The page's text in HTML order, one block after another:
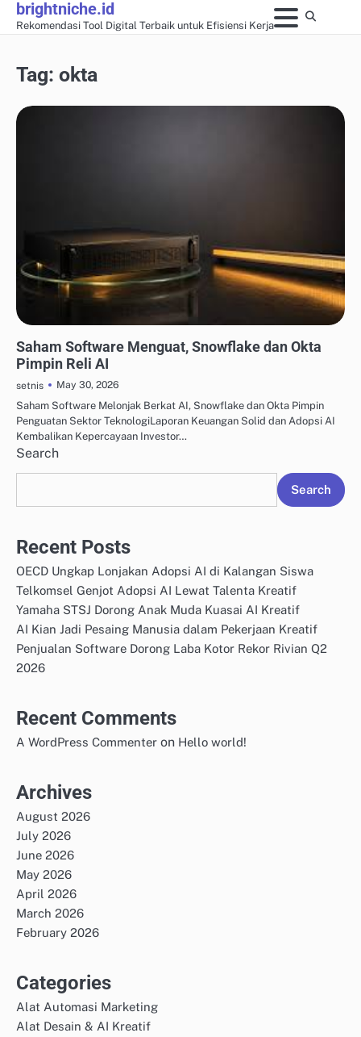
Skipbrightniche.id
Rekomendasi Tool Digital Terbaik untuk Efisiensi Kerja
Tag: okta
Saham Software Menguat, Snowflake dan Okta
Pimpin Reli AI
setnis
May 30, 2026
Saham Software Melonjak Berkat AI, Snowflake dan Okta Pimpin
Penguatan Sektor TeknologiLaporan Keuangan Solid dan Adopsi AI
Kembalikan Kepercayaan Investor…
Search
Search
Recent Posts
OECD Ungkap Lonjakan Adopsi AI di Kalangan Siswa
Telkomsel Genjot Adopsi AI Lewat Talenta Kreatif
Yamaha STSJ Dorong Anak Muda Kuasai AI Kreatif
AI Kian Jadi Pesaing Manusia dalam Pekerjaan Kreatif
Penjualan Software Dorong Laba Kotor Rekor Rivian Q2
2026
Recent Comments
A WordPress Commenter on Hello world!
Archives
August 2026
July 2026
June 2026
May 2026
April 2026
March 2026
February 2026
Categories
Alat Automasi Marketing
Alat Desain & AI Kreatif